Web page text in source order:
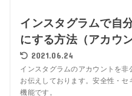
インスタグラムで自
にする方法（アカウ
2021.06.24
インスタグラムのアカウントを
お伝えしております。安全性・
機能です。